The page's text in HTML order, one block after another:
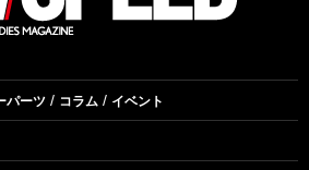
パーツ コラム イベント